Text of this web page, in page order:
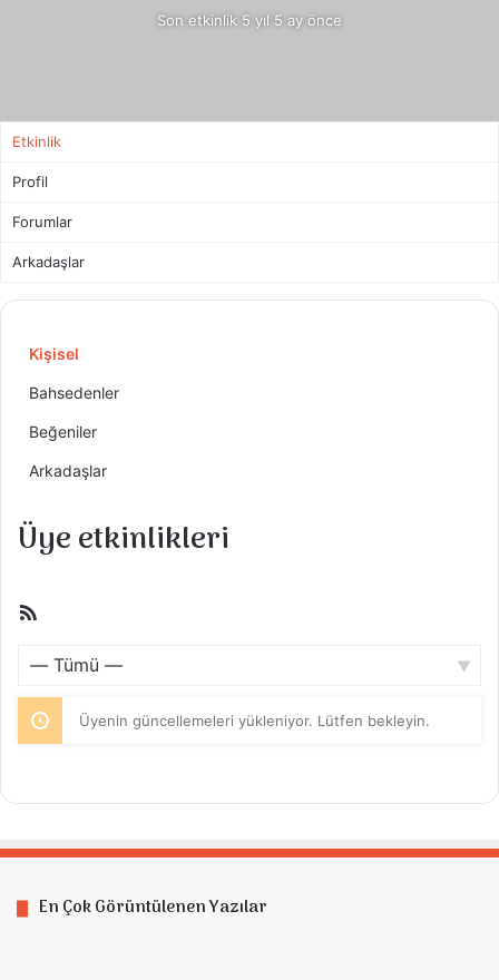
Son etkinlik 5 yıl 5 ay önce
Etkinlik
Profil
Forumlar
Arkadaşlar
Kişisel
Bahsedenler
Beğeniler
Arkadaşlar
Üye etkinlikleri
Üyenin güncellemeleri yükleniyor. Lütfen bekleyin.
En Çok Görüntülenen Yazılar